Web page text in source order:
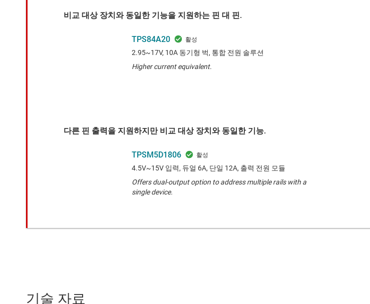
비교 대상 장치와 동일한 기능을 지원하는 핀 대 핀.
TPS84A20
2.95~17V, 10A 동기형 벅, 통합 전원 솔루션
Higher current equivalent.
다른 핀 출력을 지원하지만 비교 대상 장치와 동일한 기능.
TPSM5D1806
4.5V~15V 입력, 듀얼 6A, 단일 12A, 출력 전원 모듈
Offers dual-output option to address multiple rails with a
single device.
기술 자료